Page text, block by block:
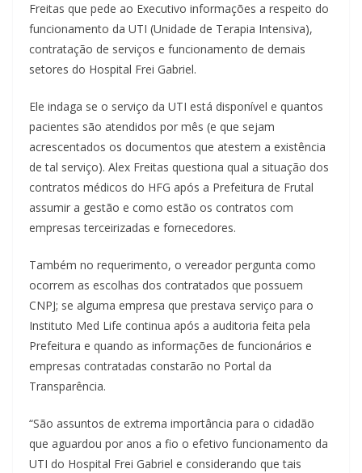
Freitas que pede ao Executivo informações a respeito do
funcionamento da UTI (Unidade de Terapia Intensiva),
contratação de serviços e funcionamento de demais
setores do Hospital Frei Gabriel.
Ele indaga se o serviço da UTI está disponível e quantos
pacientes são atendidos por mês (e que sejam
acrescentados os documentos que atestem a existência
de tal serviço). Alex Freitas questiona qual a situação dos
contratos médicos do HFG após a Prefeitura de Frutal
assumir a gestão e como estão os contratos com
empresas terceirizadas e fornecedores.
Também no requerimento, o vereador pergunta como
ocorrem as escolhas dos contratados que possuem
CNPJ; se alguma empresa que prestava serviço para o
Instituto Med Life continua após a auditoria feita pela
Prefeitura e quando as informações de funcionários e
empresas contratadas constarão no Portal da
Transparência.
“São assuntos de extrema importância para o cidadão
que aguardou por anos a fio o efetivo funcionamento da
UTI do Hospital Frei Gabriel e considerando que tais